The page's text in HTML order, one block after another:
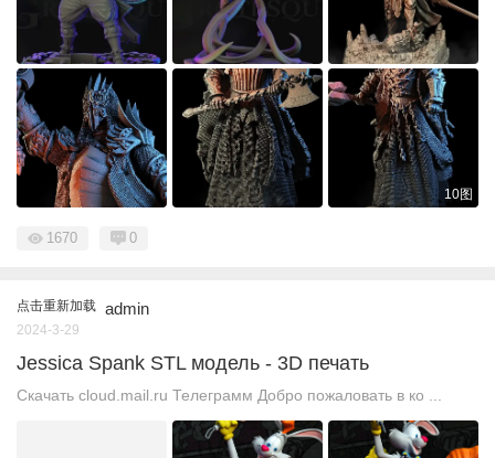
10图
1670 0
点击重新加载 admin
2024-3-29
Jessica Spank STL модель - 3D печать
Скачать cloud.mail.ru Телеграмм Добро пожаловать в ко ...